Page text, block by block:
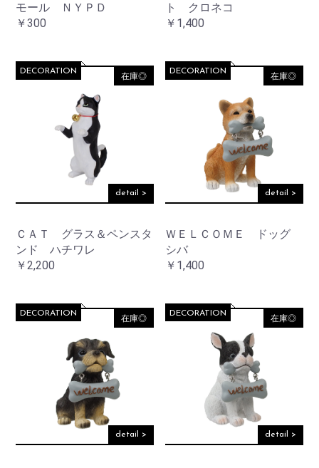
モール ＮＹＰＤ
￥300
ト クロネコ
￥1,400
在庫◎
detail >
ＣＡＴ グラス＆ペンスタ
ンド ハチワレ
DECORATION
￥2,200
在庫◎
detail >
ＷＥＬＣＯＭＥ ドッグ
シバ
DECORATION
￥1,400
在庫◎
detail >
DECORATION 在庫◎
detail >
DECORATION